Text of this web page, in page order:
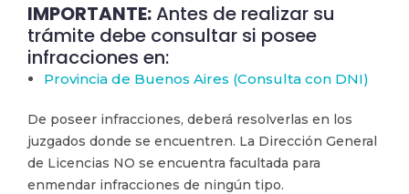
IMPORTANTE:Antes de realizar su
trámite debe consultar si posee
infracciones en:
Provincia de Buenos Aires (Consulta con DNI)
De poseer infracciones, deberá resolverlas en los
juzgados donde se encuentren. La Dirección General
de Licencias NO se encuentra facultada para
enmendar infracciones de ningún tipo.